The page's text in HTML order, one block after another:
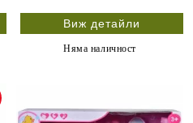
Виж детайли
Няма наличност